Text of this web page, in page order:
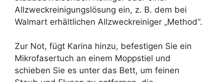
Allzweckreinigungslösung ein, z. B. dem bei
Walmart erhältlichen Allzweckreiniger „Method“.
Zur Not, fügt Karina hinzu, befestigen Sie ein
Mikrofasertuch an einem Moppstiel und
schieben Sie es unter das Bett, um feinen